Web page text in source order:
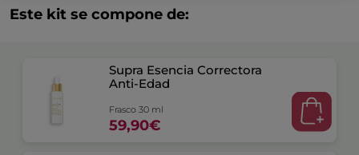
Este kit se compone de:
Supra Esencia Correctora
Anti-Edad
Frasco 30 ml
59,90€